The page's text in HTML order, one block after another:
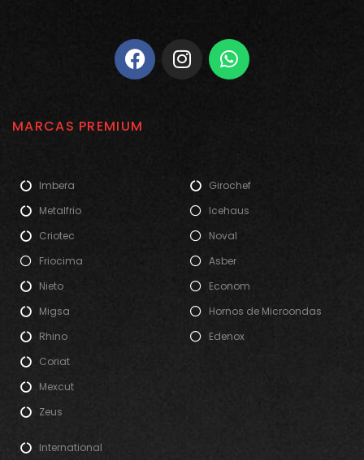
MARCAS PREMIUM
Imbera
Metalfrio
Criotec
Friocima
Nieto
Migsa
Rhino
Coriat
Mexcut
Zeus
Girochef
Icehaus
Noval
Asber
Econom
Hornos de Microondas
Edenox
International